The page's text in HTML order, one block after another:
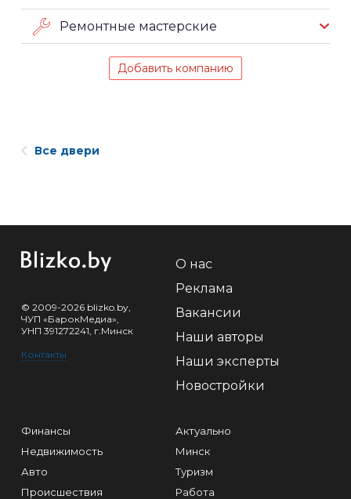
Ремонтные мастерские
Добавить компанию
Все двери
© 2009-2026 blizko.by,
ЧУП «БарокМедиа»,
УНП 391272241, г.Минск
Контакты
О нас
Реклама
Вакансии
Наши авторы
Наши эксперты
Новостройки
Финансы
Недвижимость
Авто
Происшествия
Актуально
Минск
Туризм
Работа